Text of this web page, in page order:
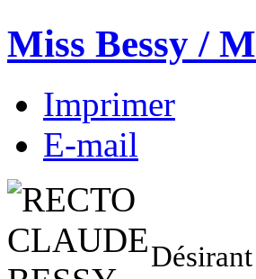
Miss Bessy /
Imprimer
E-mail